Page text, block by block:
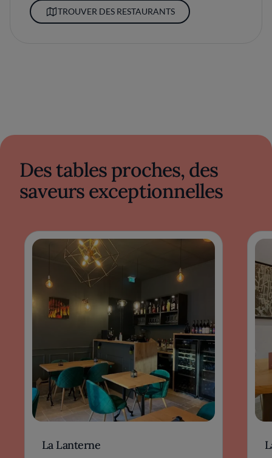
TROUVER DES RESTAURANTS
Des tables proches, des
saveurs exceptionnelles
La Lanterne